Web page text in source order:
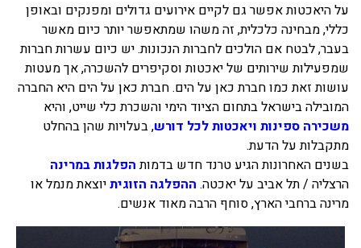
על היאכטות אפשר גם לקיים אירועים גדולים ומפנקים ובאופן
כללי, מבחינה כלכלית, זה משהו שמתאפשר יותר כיום מאשר
בעבר, לבטח אם הולכים לחברות הנכונות. יש כיום עשרות חברות
שמפעילות שירותים של יאכטות וסקיפרים להשכרה, אך מעטות
עושות זאת כמו חברת כאן על הים. חברת כאן על הים היא החברה
המובילה בישראל בתחום הציוד הימי והשכרת כלי שייט, והיא
משכירה ספינות ויאכטות לכל דורש, בעלויות שהן בהחלט
מתקבלות על הדעת.
בשנים האחרונות הגיע טרנד חדש בדמותהפלגות במרינה
הרצליה / תל אביב על יאכטה. ההפלגה הזוגיתיוצאת מנמל או
מרינה ברחבי הארץ, סוחף הרבה מאוד אנשים.